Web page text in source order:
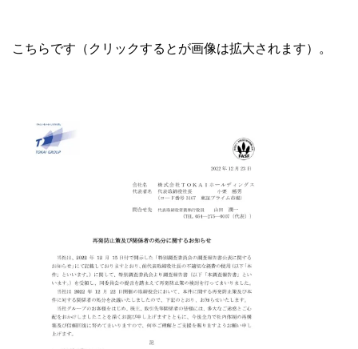
こちらです（クリックするとが画像は拡大されます）。